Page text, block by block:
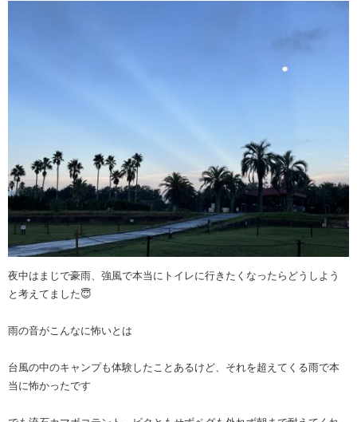
夜中はまじで豪雨、強風で本当にトイレに行きたくなったらどうしよう
と考えてました😇
雨の音がこんなに怖いとは
台風の中のキャンプも体験したことあるけど、それを超えてくる雨で本
当に怖かったです